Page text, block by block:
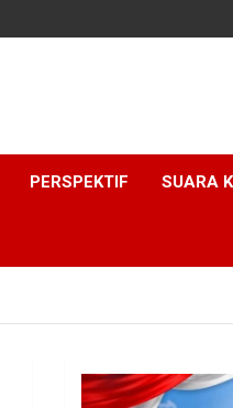
PERSPEKTIF SUARA